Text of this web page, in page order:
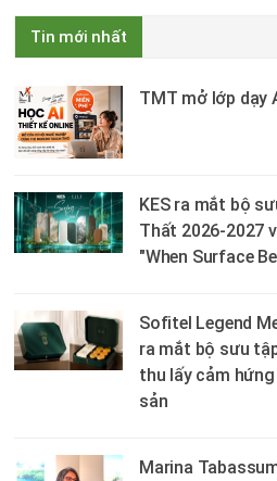
Tin mới nhất
TMT mở lớp dạy
KES ra mắt bộ
Thất 2026-2027
"When Surface
Sofitel Legend
ra mắt bộ sưu
thu lấy cảm
sản
Marina